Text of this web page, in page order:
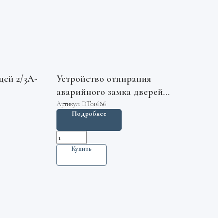
2/3A-
Устройство отпирания
аварийного замка дверей
шахты FCA321D1 Otis
Артикул: DT01686
Подробнее
Купить